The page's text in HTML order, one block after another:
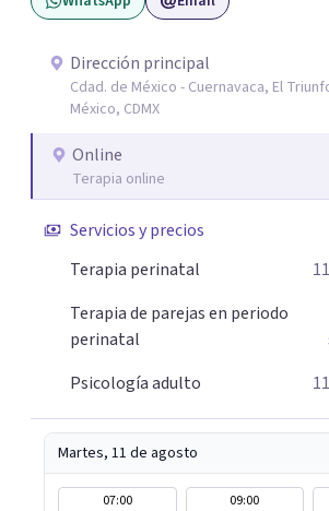
desarrollar herramientas que
que buscar ayuda psicológica es un acto
autocuidado. Mi objetivo es
comprender mejor lo que estás
recursos personales y construir una vida
congruente con tus necesidades y valores.
Dirección principal
Cdad. de México - Cuernavaca, El
México, CDMX
Online
Terapia online
Servicios y precios
Terapia perinatal
Terapia de parejas en periodo
perinatal
Psicología adulto
Martes, 11 de agosto
07:00 09:00